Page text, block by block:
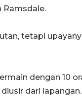
Ramsdale.
tetapi
dengan 10
dari lapangan.